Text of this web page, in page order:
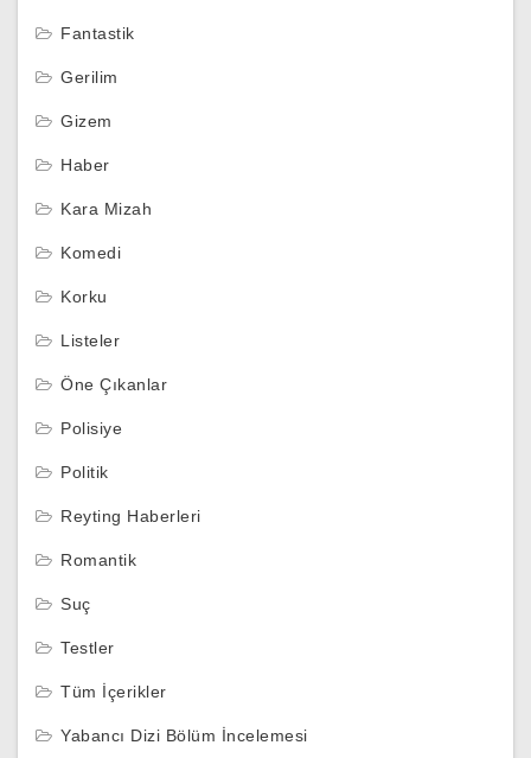
Fantastik
Gerilim
Gizem
Haber
Kara Mizah
Komedi
Korku
Listeler
Öne Çıkanlar
Polisiye
Politik
Reyting Haberleri
Romantik
Suç
Testler
Tüm İçerikler
Yabancı Dizi Bölüm İncelemesi